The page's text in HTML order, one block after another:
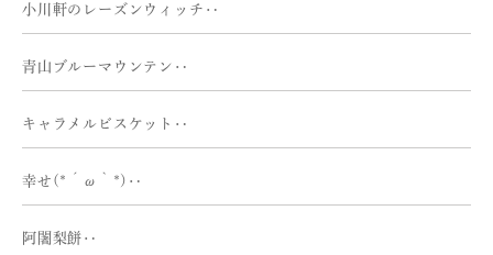
小川軒のレーズンウィッチ‥
青山ブルーマウンテン‥
キャラメルビスケット‥
幸せ(*´ω｀*)‥
阿闍梨餅‥